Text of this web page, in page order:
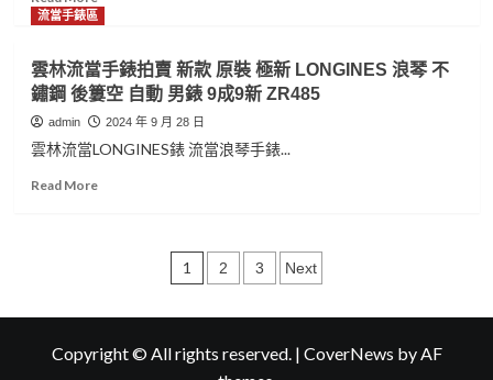
議
動
PVD
男
錶
9
成
新
家
信
當
舖,
新
北
錶
錢,
more
南
投
土
地
借
專
房
流當手錶區
雲林流當手錶拍賣 新款 原裝 極新 LONGINES 浪琴 不
鏽鋼 後簍空 自動 男錶 9成9新 ZR485
admin 2024 年 9 月 28 日
雲林流當LONGINES錶 流當浪琴手錶...
Read MoreRead
錶
文
分
1 2 3 Next
Copyright © All rights reserved. | CoverNews by AF